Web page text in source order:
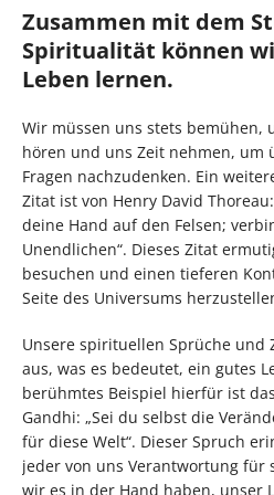
Zusammen mit dem
Spiritualität können
Leben lernen.
Wir müssen uns stets bemühen,
hören und uns Zeit nehmen, um
Fragen nachzudenken. Ein
Zitat ist von Henry David
deine Hand auf den Felsen;
Unendlichen“. Dieses Zitat
besuchen und einen tieferen
Seite des Universums
Unsere spirituellen Sprüche und
aus, was es bedeutet, ein gutes
berühmtes Beispiel hierfür ist
Gandhi: „Sei du selbst die
für diese Welt“. Dieser Spruch
jeder von uns Verantwortung für
wir es in der Hand haben, unser